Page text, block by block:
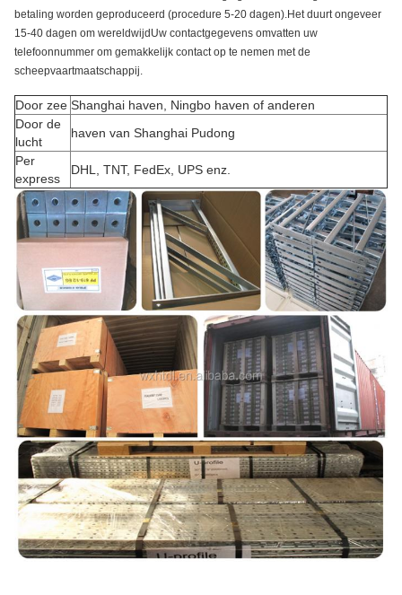
betaling worden geproduceerd (procedure 5-20 dagen).Het duurt ongeveer
15-40 dagen om wereldwijdUw contactgegevens omvatten uw
telefoonnummer om gemakkelijk contact op te nemen met de
scheepvaartmaatschappij.
Door zee Shanghai haven, Ningbo haven of anderen
Door de
lucht
haven van Shanghai Pudong
Per
express
DHL, TNT, FedEx, UPS enz.